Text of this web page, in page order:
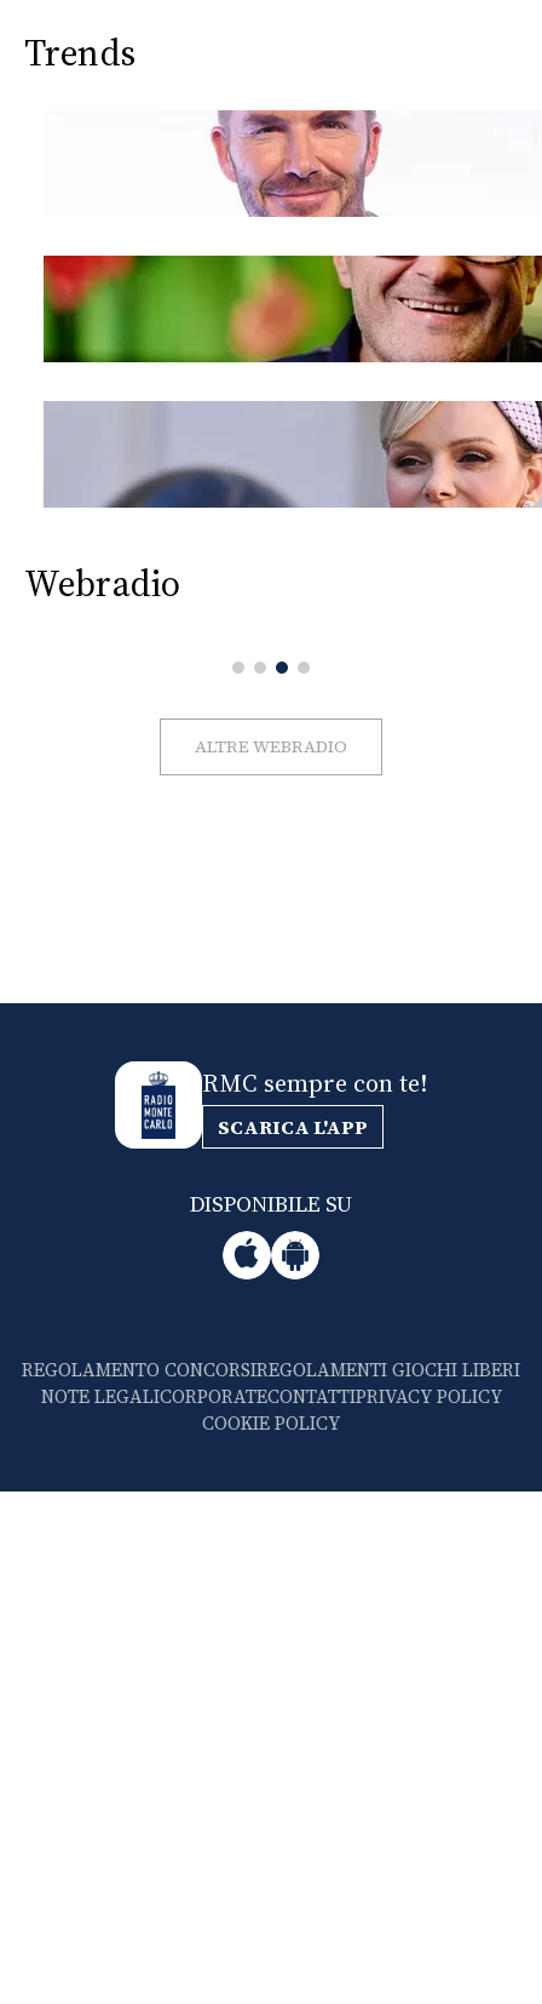
Trends
Webradio
ALTRE WEBRADIO
RMC sempre con te!
SCARICA L'APP
DISPONIBILE SU
REGOLAMENTO CONCORSIREGOLAMENTI GIOCHI LIBERI
NOTE LEGALICORPORATECONTATTIPRIVACY POLICY
COOKIE POLICY